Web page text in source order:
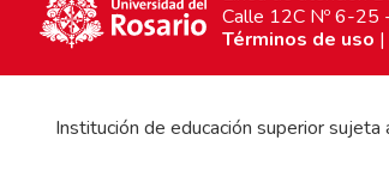
Calle 12C Nº 6-25
Términos de uso |
Institución de educación superior